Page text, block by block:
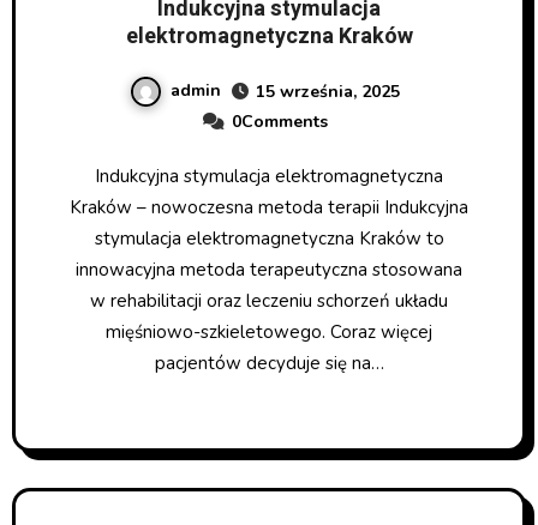
Indukcyjna stymulacja
elektromagnetyczna Kraków
admin
15 września, 2025
0Comments
Indukcyjna stymulacja elektromagnetyczna
Kraków – nowoczesna metoda terapii Indukcyjna
stymulacja elektromagnetyczna Kraków to
innowacyjna metoda terapeutyczna stosowana
w rehabilitacji oraz leczeniu schorzeń układu
mięśniowo-szkieletowego. Coraz więcej
pacjentów decyduje się na…